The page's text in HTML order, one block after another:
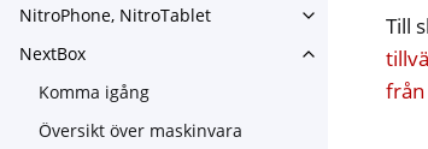
NitroPhone, NitroTablet
Toggle
NextBox
Toggle
Komma igång
Översikt över maskinvara
Till
från